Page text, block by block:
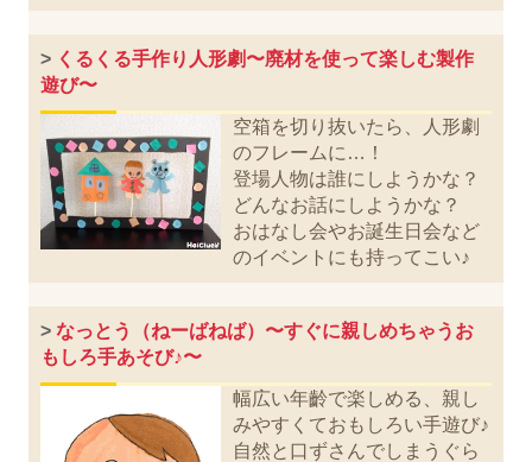
> くるくる手作り人形劇〜廃材を使って楽しむ製作
遊び〜
空箱を切り抜いたら、人形劇
のフレームに…！
登場人物は誰にしようかな？
どんなお話にしようかな？
おはなし会やお誕生日会など
のイベントにも持ってこい♪
> なっとう（ねーばねば）〜すぐに親しめちゃうお
もしろ手あそび♪〜
幅広い年齡で楽しめる、親し
みやすくておもしろい手遊び♪
自然と口ずさんでしまうぐら